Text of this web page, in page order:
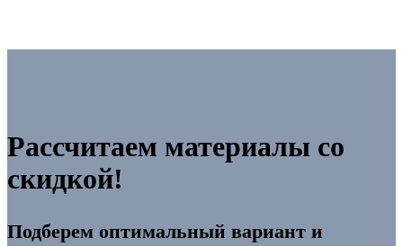
Рассчитаем материалы со
скидкой!
Подберем оптимальный вариант и